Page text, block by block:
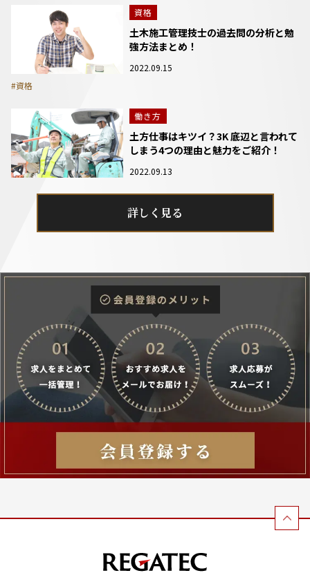
資格
土木施工管理技士の過去問の分析と勉
強方法まとめ！
2022.09.15
#資格
働き方
土方仕事はキツイ？3K 底辺と言われて
しまう4つの理由と魅力をご紹介！
2022.09.13
詳しく見る